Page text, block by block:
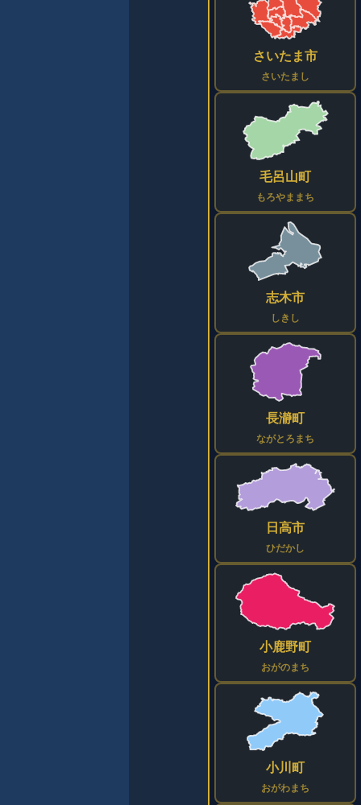
さいたま市
さいたまし
毛呂山町
もろやままち
志木市
しきし
長瀞町
ながとろまち
日高市
ひだかし
小鹿野町
おがのまち
小川町
おがわまち